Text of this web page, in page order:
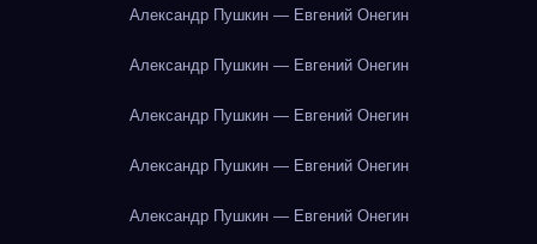
Александр Пушкин — Евгений Онегин
Александр Пушкин — Евгений Онегин
Александр Пушкин — Евгений Онегин
Александр Пушкин — Евгений Онегин
Александр Пушкин — Евгений Онегин